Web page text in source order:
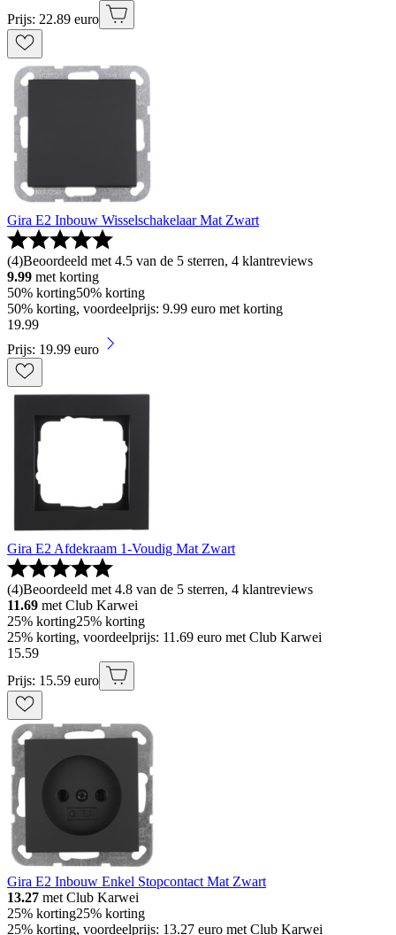
Prijs: 22.89 euro
Gira E2 Inbouw Wisselschakelaar Mat Zwart
(4)Beoordeeld met 4.5 van de 5 sterren, 4 klantreviews
9.99 met korting
50% korting50% korting
50% korting, voordeelprijs: 9.99 euro met korting
19.99
Prijs: 19.99 euro
Gira E2 Afdekraam 1-Voudig Mat Zwart
(4)Beoordeeld met 4.8 van de 5 sterren, 4 klantreviews
11.69 met Club Karwei
25% korting25% korting
25% korting, voordeelprijs: 11.69 euro met Club Karwei
15.59
Prijs: 15.59 euro
Gira E2 Inbouw Enkel Stopcontact Mat Zwart
13.27 met Club Karwei
25% korting25% korting
25% korting, voordeelprijs: 13.27 euro met Club Karwei